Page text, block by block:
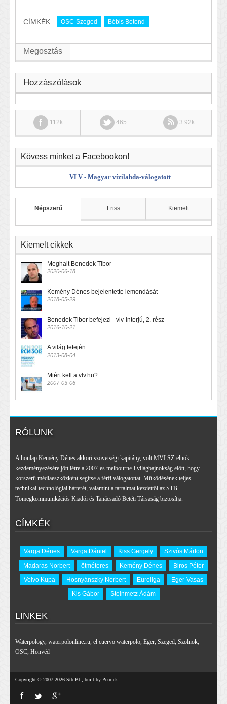
CÍMKÉK: OSC-Szeged Bóbis Botond
Megosztás
Hozzászólások
112k 465 3.92k
Kövess minket a Facebookon!
VLV - Magyar vízilabda-válogatott
Népszerű Friss Kiemelt
Kiemelt cikkek
Meghalt Benedek Tibor
2020-06-18
Kemény Dénes bejelentette lemondását
2018-05-29
Benedek Tibor befejezi - vlv-interjú, 2. rész
2016-10-21
A világ tetején
2013-08-04
Miért kell a vlv.hu?
2007-03-06
RÓLUNK
A honlap Kemény Dénes akkori szövetségi kapitány, volt MVLSZ-elnök
kezdeményezésére jött létre a 2007-es melbourne-i világbajnokság előtt, hogy
korszerű médiaeszközként segítse a férfi válogatottat. Működésének teljes
technikai-technológiai hátterét, valamint a tartalmat kezdettől az STB
Tömegkommunikációs Kiadói és Tanácsadó Betéti Társaság biztosítja.
CÍMKÉK
Varga Dénes Varga Dániel Kiss Gergely
Szivós Márton
Madaras Norbert
ötméteres Kemény Dénes
Biros Péter
Volvo Kupa
Hosnyánszky Norbert Euroliga
Eger-Vasas
Kis Gábor
Steinmetz Ádám
LINKEK
Waterpology, waterpolonline.ru, el cuervo waterpolo, Eger, Szeged, Szolnok,
OSC, Honvéd
Copyright © 2007-2026 Stb Bt., built by Pernick